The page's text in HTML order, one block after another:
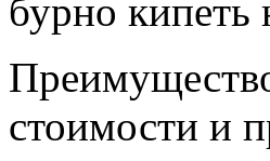
бурно кипеть
стоимости и